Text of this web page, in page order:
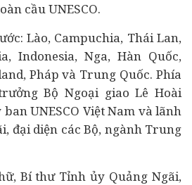
cầu UNESCO.
Lào, Campuchia, Thái Lan,
Indonesia, Nga, Hàn Quốc,
Pháp và Trung Quốc. Phía
Bộ Ngoại giao Lê Hoài
UNESCO Việt Nam và lãnh
đại diện các Bộ, ngành Trung
Bí thư Tỉnh ủy Quảng Ngãi,